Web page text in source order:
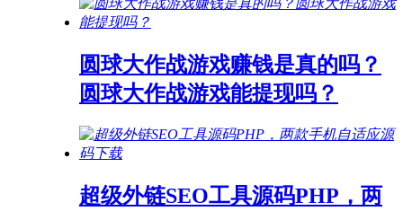
圆球大作战游戏赚钱是真的吗？
圆球大作战游戏能提现吗？
超级外链SEO工具源码PHP，两